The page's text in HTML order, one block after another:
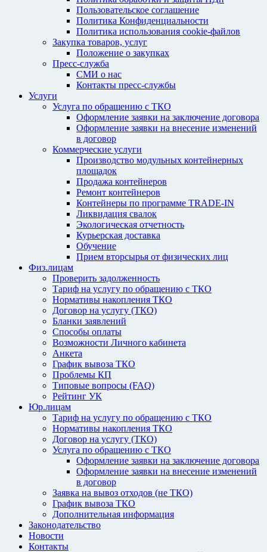
Пользовательское соглашение
Политика Конфиденциальности
Политика использования cookie-файлов
Закупка товаров, услуг
Положение о закупках
Пресс-служба
СМИ о нас
Контакты пресс-службы
Услуги
Услуга по обращению с ТКО
Оформление заявки на заключение договора
Оформление заявки на внесение изменений
в договор
Коммерческие услуги
Производство модульных контейнерных
площадок
Продажа контейнеров
Ремонт контейнеров
Контейнеры по программе TRADE-IN
Ликвидация свалок
Экологическая отчетность
Курьерская доставка
Обучение
Прием вторсырья от физических лиц
Физ.лицам
Проверить задолженность
Тариф на услугу по обращению с ТКО
Нормативы накопления ТКО
Договор на услугу (ТКО)
Бланки заявлений
Способы оплаты
Возможности Личного кабинета
Анкета
График вывоза ТКО
Проблемы КП
Типовые вопросы (FAQ)
Рейтинг УК
Юр.лицам
Тариф на услугу по обращению с ТКО
Нормативы накопления ТКО
Договор на услугу (ТКО)
Услуга по обращению с ТКО
Оформление заявки на заключение договора
Оформление заявки на внесение изменений
в договор
Заявка на вывоз отходов (не ТКО)
График вывоза ТКО
Дополнительная информация
Законодательство
Новости
Контакты